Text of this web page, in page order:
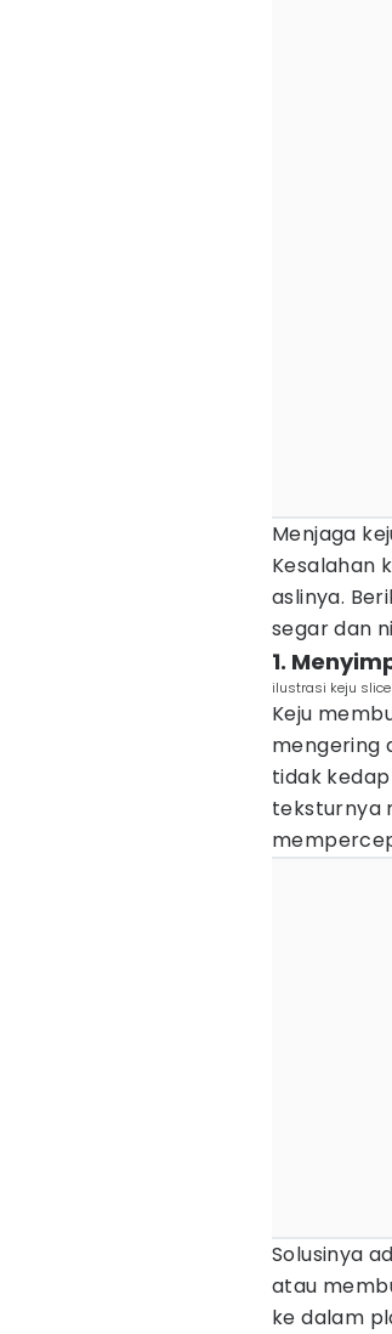
Menjaga
Kesalahan
aslinya.
segar dan
1.
ilustrasi keju
Keju
mengering
tidak
teksturnya
Solusinya
atau
ke dalam